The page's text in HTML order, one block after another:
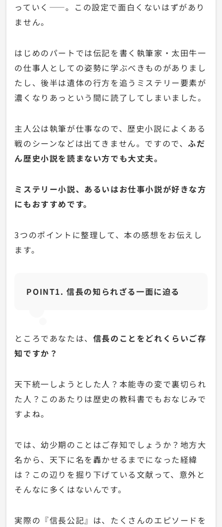
っていく——。この設定で面白くないはずがあり
ません。
はじめのパートでは伝記を書く執筆家・太田牛一
の仕事人としての姿勢に学ぶべきものがありまし
たし、後半は遺体の行方を追うミステリー要素が
濃くなりあっという間に読了してしまいました。
主人公は執筆が仕事なので、歴史小説によくある
戦のシーンなどは出てきません。ですので、ふだ
ん歴史小説を読まない方でも大丈夫。
ミステリー小説、あるいはお仕事小説が好きな方
にもおすすめです。
3つのポイントに整理して、本の感想をお伝えし
ます。
POINT1. 信長の知られざる一面に迫る
ところであなたは、 信長のことをどれくらいご存
知ですか？
天下統一しようとした人？本能寺の変で裏切られ
た人？このあたりは歴史の教科書でもおなじみで
すよね。
では、幼少期のことはご存知でしょうか？地方大
名から、天下に名を轟かせるまでになった経緯
は？この辺りを掘り下げている文献って、意外と
そんなに多くはないんです。
実際の『信長公記』は、たくさんのエピソードを